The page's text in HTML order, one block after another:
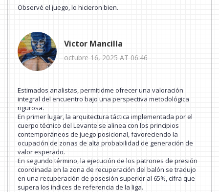
Observé el juego, lo hicieron bien.
Victor Mancilla
octubre 16, 2025 AT 06:46
Estimados analistas, permitidme ofrecer una valoración
integral del encuentro bajo una perspectiva metodológica
rigurosa.
En primer lugar, la arquitectura táctica implementada por el
cuerpo técnico del Levante se alinea con los principios
contemporáneos de juego posicional, favoreciendo la
ocupación de zonas de alta probabilidad de generación de
valor esperado.
En segundo término, la ejecución de los patrones de presión
coordinada en la zona de recuperación del balón se tradujo
en una recuperación de posesión superior al 65%, cifra que
supera los índices de referencia de la liga.